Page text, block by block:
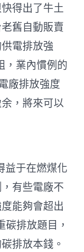
得出了牛土
舊自動販賣
電排放強
，業內慣例的
廠排放強度
，將來可以
于在燃煤化
有些電廠不
能夠會超出
排放題目，
排放本錢。